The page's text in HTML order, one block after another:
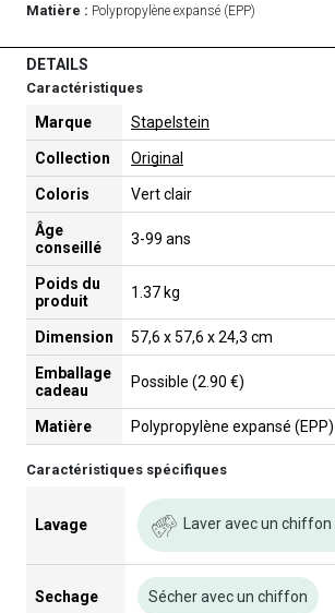
Matière : Polypropylène expansé (EPP)
DETAILS
Caractéristiques
Marque Stapelstein
Collection Original
Coloris Vert clair
Âge
conseillé
3-99 ans
Poids du
produit
1.37 kg
Dimension 57,6 x 57,6 x 24,3 cm
Emballage
cadeau
Possible (2.90 €)
Matière Polypropylène expansé (EPP)
Caractéristiques spécifiques
Lavage Laver avec un
Sechage Sécher avec un chiffon